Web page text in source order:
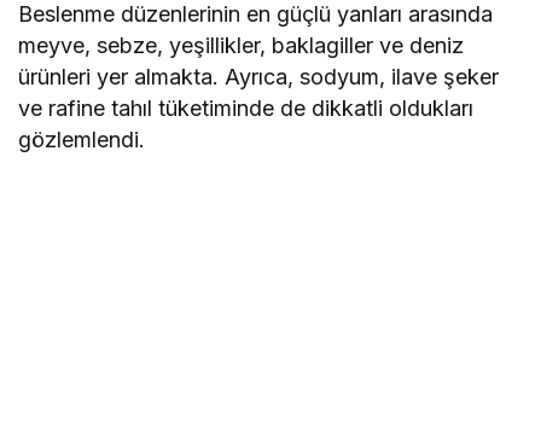
Beslenme düzenlerinin en güçlü yanları arasında
meyve, sebze, yeşillikler, baklagiller ve deniz
ürünleri yer almakta. Ayrıca, sodyum, ilave şeker
ve rafine tahıl tüketiminde de dikkatli oldukları
gözlemlendi.